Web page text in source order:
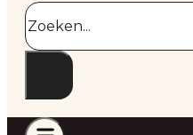
Zoeken